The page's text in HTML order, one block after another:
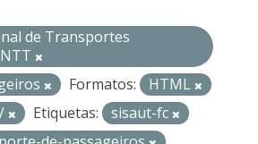
de Transportes
Formatos:
HTML
Etiquetas:
sisaut-fc